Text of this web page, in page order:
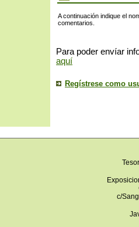
A continuación indique el
comentarios.
Para poder envíar
aquí
Regístrese como
c/